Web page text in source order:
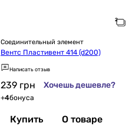
Соединительный элемент
Вентс Пластивент 414 (d200)
Написать отзыв
239 грн Хочешь дешевле?
+4бонуса
Купить О товаре